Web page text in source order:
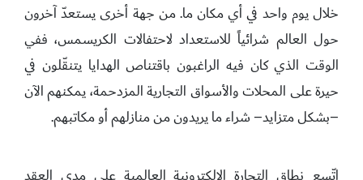
خلال يوم واحد في أي مكان ما. من جهة أخرى يستعدّ آخرون
حول العالم شرائياً للاستعداد لاحتفالات الكريسمس، ففي
الوقت الذي كان فيه الراغبون باقتناص الهدايا يتنقّلون في
حيرة على المحلات والأسواق التجارية المزدحمة، يمكنهم الآن
–بشكل متزايد– شراء ما يريدون من منازلهم أو مكاتبهم.